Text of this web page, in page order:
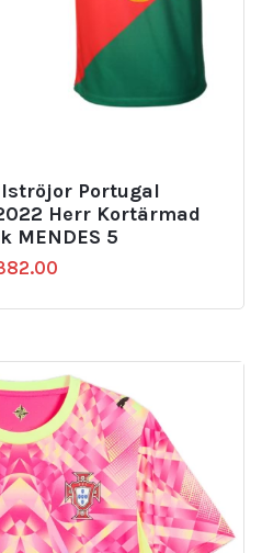
Portugal
Herr Kortärmad
MENDES 5